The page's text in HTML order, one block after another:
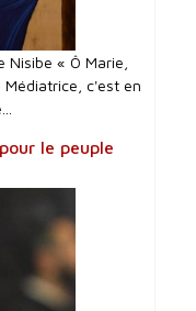
« Ô Marie,
c'est en
le peuple